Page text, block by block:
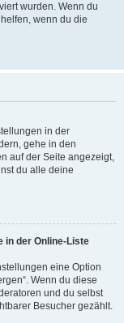
wurden. Wenn du
wenn du die
in der
gehe in den
auf der Seite angezeigt,
du alle deine
in der Online-Liste
eine Option
Wenn du diese
und du selbst
Besucher gezählt.